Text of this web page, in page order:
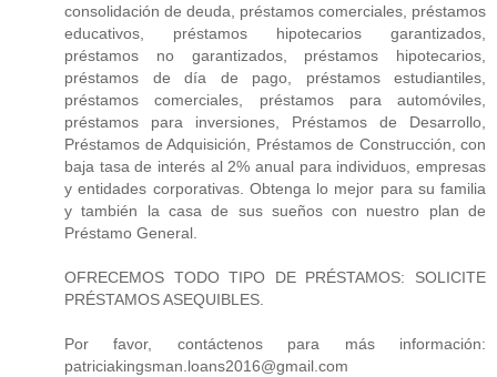
consolidación de deuda, préstamos comerciales, préstamos
educativos, préstamos hipotecarios garantizados,
préstamos no garantizados, préstamos hipotecarios,
préstamos de día de pago, préstamos estudiantiles,
préstamos comerciales, préstamos para automóviles,
préstamos para inversiones, Préstamos de Desarrollo,
Préstamos de Adquisición, Préstamos de Construcción, con
baja tasa de interés al 2% anual para individuos, empresas
y entidades corporativas. Obtenga lo mejor para su familia
y también la casa de sus sueños con nuestro plan de
Préstamo General.
OFRECEMOS TODO TIPO DE PRÉSTAMOS: SOLICITE
PRÉSTAMOS ASEQUIBLES.
Por favor, contáctenos para más información:
patriciakingsman.loans2016@gmail.com